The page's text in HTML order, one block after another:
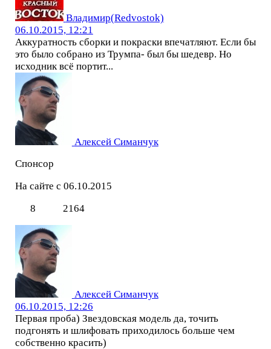
Владимир(Redvostok)
06.10.2015, 12:21
Аккуратность сборки и покраски впечатляют. Если бы
это было собрано из Трумпа- был бы шедевр. Но
исходник всё портит...
Алексей Симанчук
Спонсор
На сайте с 06.10.2015
8
2164
Алексей Симанчук
06.10.2015, 12:26
Первая проба) Звездовская модель да, точить
подгонять и шлифовать приходилось больше чем
собственно красить)